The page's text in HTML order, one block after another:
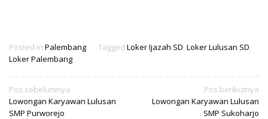
Posted in Palembang Tagged Loker Ijazah SD Loker Lulusan SD
Loker Palembang
Navigasi
pos
Pos sebelumnya
Lowongan Karyawan Lulusan
SMP Purworejo
Pos berikutnya
Lowongan Karyawan Lulusan
SMP Sukoharjo